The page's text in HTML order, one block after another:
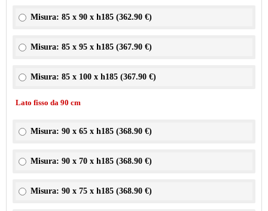
Misura: 85 x 90 x h185 (362.90 €)
Misura: 85 x 95 x h185 (367.90 €)
Misura: 85 x 100 x h185 (367.90 €)
Lato fisso da 90 cm
Misura: 90 x 65 x h185 (368.90 €)
Misura: 90 x 70 x h185 (368.90 €)
Misura: 90 x 75 x h185 (368.90 €)